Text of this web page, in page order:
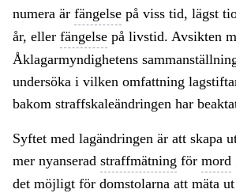
numera är fängelse på viss tid, lägst
år, eller fängelse på livstid. Avsikten
Åklagarmyndighetens
undersöka i vilken omfattning
bakom straffskaleändringen har
Syftet med lagändringen är att skapa
mer nyanserad straffmätning för mord
det möjligt för domstolarna att mäta